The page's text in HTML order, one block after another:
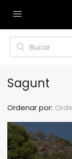
Sagunt
Ordenar por: